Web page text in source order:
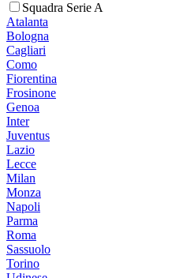
Squadra Serie A
Atalanta
Bologna
Cagliari
Como
Fiorentina
Frosinone
Genoa
Inter
Juventus
Lazio
Lecce
Milan
Monza
Napoli
Parma
Roma
Sassuolo
Torino